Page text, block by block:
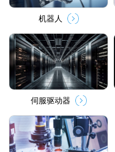
机器人
伺服驱动器